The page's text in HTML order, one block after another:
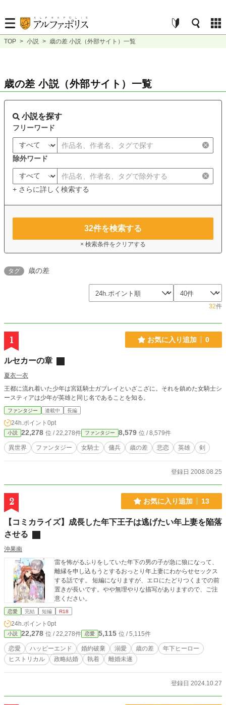
TOP > 小説 > 歳の差 小説（外部サイト）一覧
歳の差 小説（外部サイト）一覧
小説を探す
フリーワード
除外ワード
+ さらに詳しく検索する
32件を検索する
× 検索条件をクリアする
タグ 歳の差
32件
1 お気に入り追加 0
ルセカーの章
夏衣一衣
王都に流れ着いた少年は宮廷騎士ガブレイといざこざに。それを鎮めた女騎士シ
ースティアは少年が英雄と同じ名であることを知る。
ファンタジー 連載中 長編
24h.ポイント 0pt
小説 22,278 位 / 22,278件 ファンタジー 8,579 位 / 8,579件
異世界 ファンタジー 女騎士 傭兵 歳の差 悲恋 英雄 剣
登録日 2008.08.25
2 お気に入り追加 13
【コミカライズ】成長した年下王子は逃げたい年上妻を陥落
させる
沖果南
雷を怖がるふりをしていた年下の男の子が急に狼になって、
離縁を申し込もうとするおっとり年上妻にわからせセックス
する話です。 短編になりますが、エロにたどりつくまでの前
置きが長いです。やや無理やりな描写がありますので、ご注
意ください。
恋愛 完結 短編 R18
24h.ポイント 0pt
小説 22,278 位 / 22,278件 恋愛 5,115 位 / 5,115件
恋愛 ハッピーエンド 婚約破棄 溺愛 歳の差
年下ヒーロー
ヒストリカル
政略結婚 執着 離婚未遂
登録日 2024.10.27